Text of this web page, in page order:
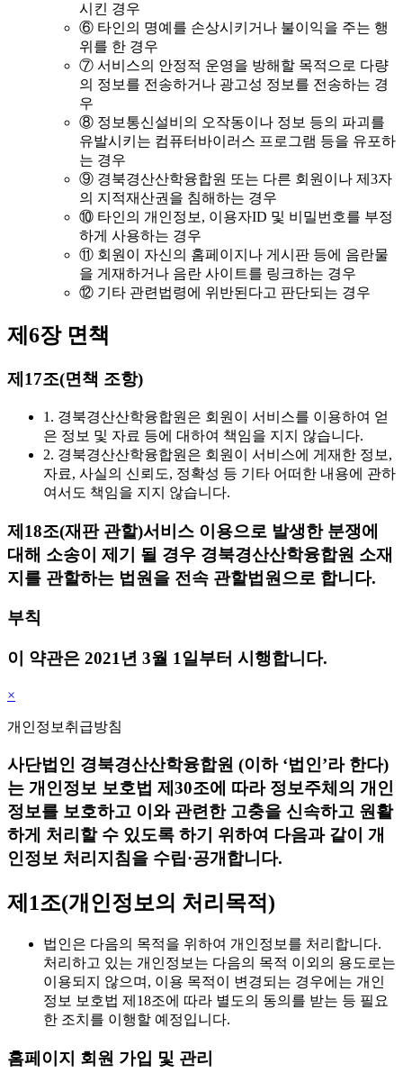
시킨 경우
⑥ 타인의 명예를 손상시키거나 불이익을 주는 행
위를 한 경우
⑦ 서비스의 안정적 운영을 방해할 목적으로 다량
의 정보를 전송하거나 광고성 정보를 전송하는 경
우
⑧ 정보통신설비의 오작동이나 정보 등의 파괴를
유발시키는 컴퓨터바이러스 프로그램 등을 유포하
는 경우
⑨ 경북경산산학융합원 또는 다른 회원이나 제3자
의 지적재산권을 침해하는 경우
⑩ 타인의 개인정보, 이용자ID 및 비밀번호를 부정
하게 사용하는 경우
⑪ 회원이 자신의 홈페이지나 게시판 등에 음란물
을 게재하거나 음란 사이트를 링크하는 경우
⑫ 기타 관련법령에 위반된다고 판단되는 경우
제6장 면책
제17조(면책 조항)
1. 경북경산산학융합원은 회원이 서비스를 이용하여 얻
은 정보 및 자료 등에 대하여 책임을 지지 않습니다.
2. 경북경산산학융합원은 회원이 서비스에 게재한 정보,
자료, 사실의 신뢰도, 정확성 등 기타 어떠한 내용에 관하
여서도 책임을 지지 않습니다.
제18조(재판 관할)서비스 이용으로 발생한 분쟁에
대해 소송이 제기 될 경우 경북경산산학융합원 소재
지를 관할하는 법원을 전속 관할법원으로 합니다.
부칙
이 약관은 2021년 3월 1일부터 시행합니다.
×
개인정보취급방침
사단법인 경북경산산학융합원 (이하 ‘법인’라 한다)
는 개인정보 보호법 제30조에 따라 정보주체의 개인
정보를 보호하고 이와 관련한 고충을 신속하고 원활
하게 처리할 수 있도록 하기 위하여 다음과 같이 개
인정보 처리지침을 수립·공개합니다.
제1조(개인정보의 처리목적)
법인은 다음의 목적을 위하여 개인정보를 처리합니다.
처리하고 있는 개인정보는 다음의 목적 이외의 용도로는
이용되지 않으며, 이용 목적이 변경되는 경우에는 개인
정보 보호법 제18조에 따라 별도의 동의를 받는 등 필요
한 조치를 이행할 예정입니다.
홈페이지 회원 가입 및 관리